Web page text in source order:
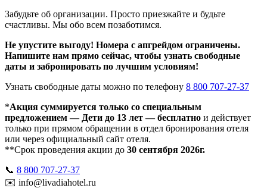
Забудьте об организации. Просто приезжайте и будьте
счастливы. Мы обо всем позаботимся.
Не упустите выгоду! Номера с апгрейдом ограничены.
Напишите нам прямо сейчас, чтобы узнать свободные
даты и забронировать по лучшим условиям!
Узнать свободные даты можно по телефону 8 800 707-27-37
*Акция суммируется только со специальным
предложением — Дети до 13 лет — бесплатно и действует
только при прямом обращении в отдел бронирования отеля
или через официальный сайт отеля.
**Срок проведения акции до 30 сентября 2026г.
📞 8 800 707-27-37
✉️ info@livadiahotel.ru